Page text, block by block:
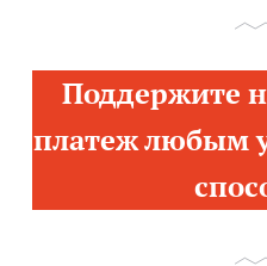
Поддержите
платеж любым